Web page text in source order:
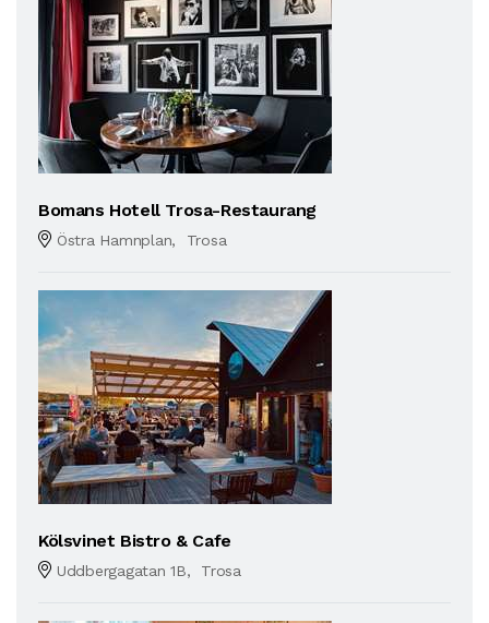
Bomans Hotell Trosa-Restaurang
Östra Hamnplan, Trosa
Kölsvinet Bistro & Cafe
Uddbergagatan 1B, Trosa